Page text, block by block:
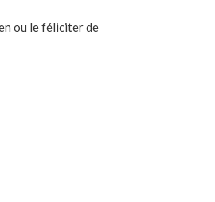
ou le féliciter de